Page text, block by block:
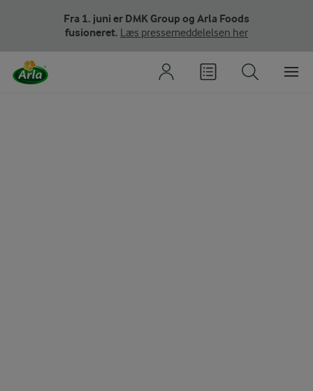
Fra 1. juni er DMK Group og Arla Foods
fusioneret. Læs pressemeddelelsen her